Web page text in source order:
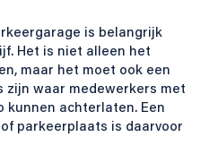
is belangrijk
Het is niet alleen het
maar het moet ook een
waar medewerkers met
kunnen achterlaten. Een
parkeerplaats is daarvoor